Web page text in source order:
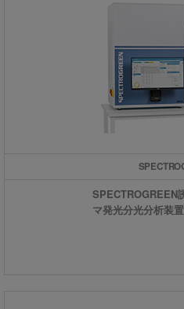
SPECTROGREEN
マ発光分光分析装